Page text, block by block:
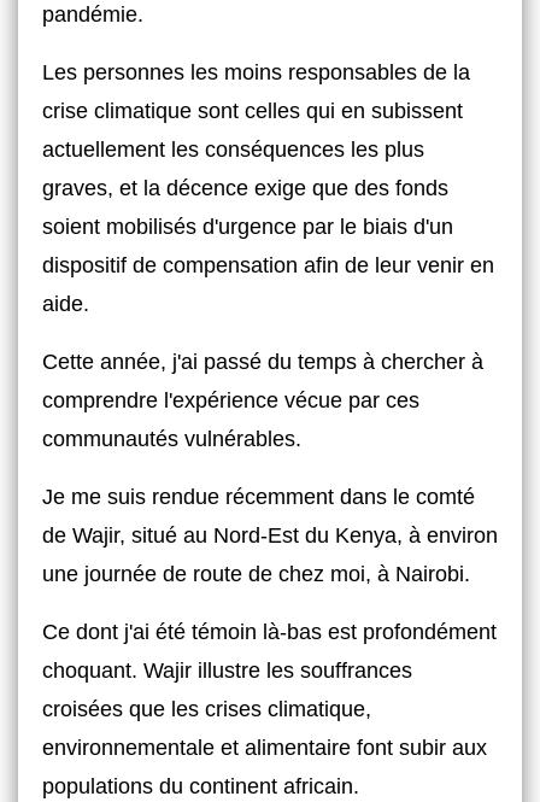
pandémie.
Les personnes les moins responsables de la
crise climatique sont celles qui en subissent
actuellement les conséquences les plus
graves, et la décence exige que des fonds
soient mobilisés d'urgence par le biais d'un
dispositif de compensation afin de leur venir en
aide.
Cette année, j'ai passé du temps à chercher à
comprendre l'expérience vécue par ces
communautés vulnérables.
Je me suis rendue récemment dans le comté
de Wajir, situé au Nord-Est du Kenya, à environ
une journée de route de chez moi, à Nairobi.
Ce dont j'ai été témoin là-bas est profondément
choquant. Wajir illustre les souffrances
croisées que les crises climatique,
environnementale et alimentaire font subir aux
populations du continent africain.